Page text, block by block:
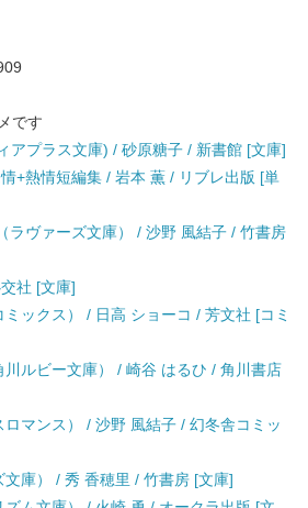
です
アプラス文庫) / 砂原糖子 / 新書館 [文庫]
+熱情短編集 / 岩本 薫 / リブレ出版 [単
ラヴァーズ文庫） / 沙野 風結子 / 竹書房
社 [文庫]
ックス） / 日高 ショーコ / 芳文社 [コミ
ルビー文庫） / 崎谷 はるひ / 角川書店
マンス） / 沙野 風結子 / 幻冬舎コミッ
庫） / 秀 香穂里 / 竹書房 [文庫]